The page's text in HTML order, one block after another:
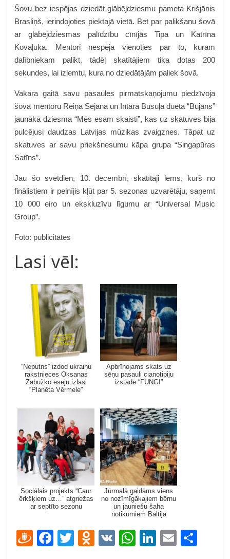
Šovu bez iespējas dziedāt glābējdziesmu pameta Krišjānis
Brasliņš, ierindojoties piektajā vietā. Bet par palikšanu šovā
ar glābējdziesmas palīdzību cīnījās Tipa un Katrīna
Kovaļuka. Mentori nespēja vienoties par to, kuram
dalībniekam palikt, tādēļ skatītājiem tika dotas 200
sekundes, lai izlemtu, kura no dziedātājām paliek šovā.
Vakara gaitā savu pasaules pirmatskaņojumu piedzīvoja
šova mentoru Reiņa Sējāna un Intara Busuļa dueta “Bujāns”
jaunākā dziesma “Mēs esam skaisti”, kas uz skatuves bija
pulcējusi daudzas Latvijas mūzikas zvaigznes. Tāpat uz
skatuves ar savu priekšnesumu kāpa grupa “Singapūras
Satīns”.
Jau šo svētdien, 10. decembrī, skatītāji lems, kurš no
finālistiem ir pelnījis kļūt par 5. sezonas uzvarētāju, saņemt
10 000 eiro un ekskluzīvu līgumu ar “Universal Music
Group”.
Foto: publicitātes
Lasi vēl:
“Neputns” izdod ukraiņu
rakstnieces Oksanas
Zabužko eseju izlasi
“Planēta Vērmele”
Apbrīnojams skats uz
sēņu pasauli cianotipiju
izstādē “FUNGI”
Sociālais projekts “Caur
ērkšķiem uz…” atgriežas
ar septīto sezonu
Jūrmalā gaidāms viens
no nozīmīgākajiem bērnu
un jauniešu šaha
notikumiem Baltijā
D F T O V W Li E